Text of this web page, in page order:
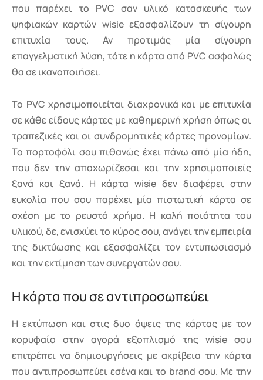
που παρέχει το PVC σαν υλικό κατασκευής των
ψηφιακών καρτών wisie εξασφαλίζουν τη σίγουρη
επιτυχία τους. Αν προτιμάς μία σίγουρη
επαγγελματική λύση, τότε η κάρτα από PVC ασφαλώς
θα σε ικανοποιήσει.
Το PVC χρησιμοποιείται διαχρονικά και με επιτυχία
σε κάθε είδους κάρτες με καθημερινή χρήση όπως οι
τραπεζικές και οι συνδρομητικές κάρτες προνομίων.
Το πορτοφόλι σου πιθανώς έχει πάνω από μία ήδη,
που δεν την αποχωρίζεσαι και την χρησιμοποιείς
ξανά και ξανά. Η κάρτα wisie δεν διαφέρει στην
ευκολία που σου παρέχει μία πιστωτική κάρτα σε
σχέση με το ρευστό χρήμα. Η καλή ποιότητα του
υλικού, δε, ενισχύει το κύρος σου, ανάγει την εμπειρία
της δικτύωσης και εξασφαλίζει τον εντυπωσιασμό
και την εκτίμηση των συνεργατών σου.
Η κάρτα που σε αντιπροσωπεύει
Η εκτύπωση και στις δυο όψεις της κάρτας με τον
κορυφαίο στην αγορά εξοπλισμό της wisie σου
επιτρέπει να δημιουργήσεις με ακρίβεια την κάρτα
που αντιπροσωπεύει εσένα και το brand σου. Με την